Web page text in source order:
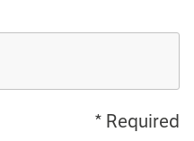
* Required